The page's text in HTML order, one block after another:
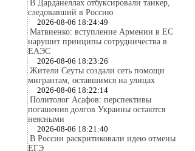
В Дарданеллах отбуксировали танкер,
следовавший в Россию
2026-08-06 18:24:49
Матвиенко: вступление Армении в ЕС
нарушит принципы сотрудничества в
ЕАЭС
2026-08-06 18:23:26
Жители Сеуты создали сеть помощи
мигрантам, оставшимся на улицах
2026-08-06 18:22:14
Политолог Асафов: перспективы
погашения долгов Украины остаются
неясными
2026-08-06 18:21:40
В России раскритиковали идею отмены
ЕГЭ